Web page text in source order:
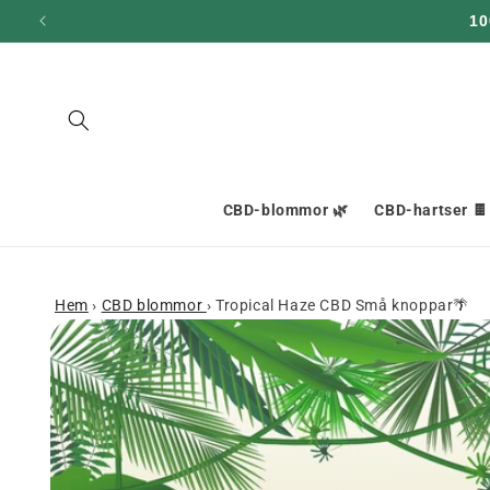
och gå
CBD-blommor 🌿 CBD-hartser 🍫
Hem › CBD blommor › Tropical Haze CBD Små knoppar🌴
Gå till
produktinformation